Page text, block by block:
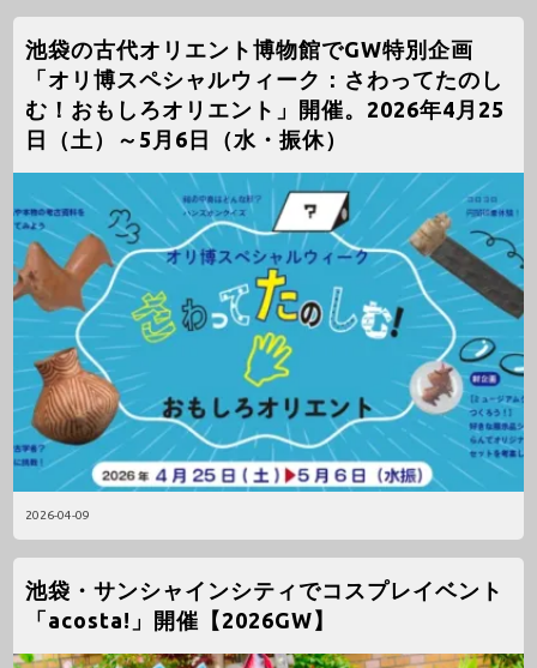
2026-04-09
池袋の古代オリエント博物館でGW特別企画
「オリ博スペシャルウィーク：さわってたのし
む！おもしろオリエント」開催。2026年4月25
日（土）～5月6日（水・振休）
池袋・サンシャインシティでコスプレイベント
「acosta!」開催【2026GW】